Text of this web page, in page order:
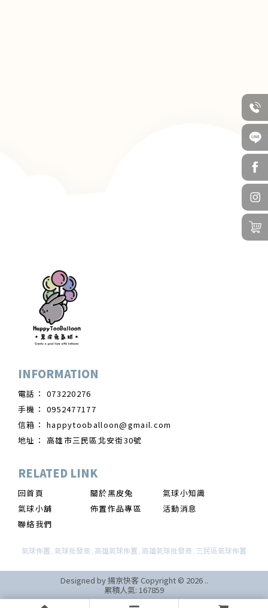
073220276
0952477177
happytooballoon@gmail.com
高雄市三民區北安街30號
回首頁 關於黑皮兔
氣球小知識
氣球小舖
佈置作品專區
活動消息
聯絡我們
氣球佈置 氣球批發商 高雄氣球佈置 高雄氣球批發商 三民區氣球佈置
Designed by揚京快客Copyright © 2026 ..
累積人氣: 167859